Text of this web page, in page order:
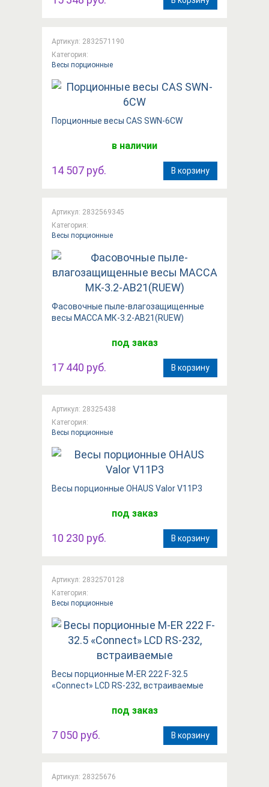
Артикул: 2832571190
Категория:
Весы порционные
Порционные весы CAS SWN-6CW
в наличии
14 507 руб. В корзину
Артикул: 2832569345
Категория:
Весы порционные
Фасовочные пыле-влагозащищенные
весы МАССА МК-3.2-АВ21(RUEW)
под заказ
17 440 руб. В корзину
Артикул: 28325438
Категория:
Весы порционные
Весы порционные OHAUS Valor V11P3
под заказ
10 230 руб. В корзину
Артикул: 2832570128
Категория:
Весы порционные
Весы порционные M-ER 222 F-32.5
«Connect»​​ LCD RS-232, встраиваемые
под заказ
7 050 руб. В корзину
Артикул: 28325676